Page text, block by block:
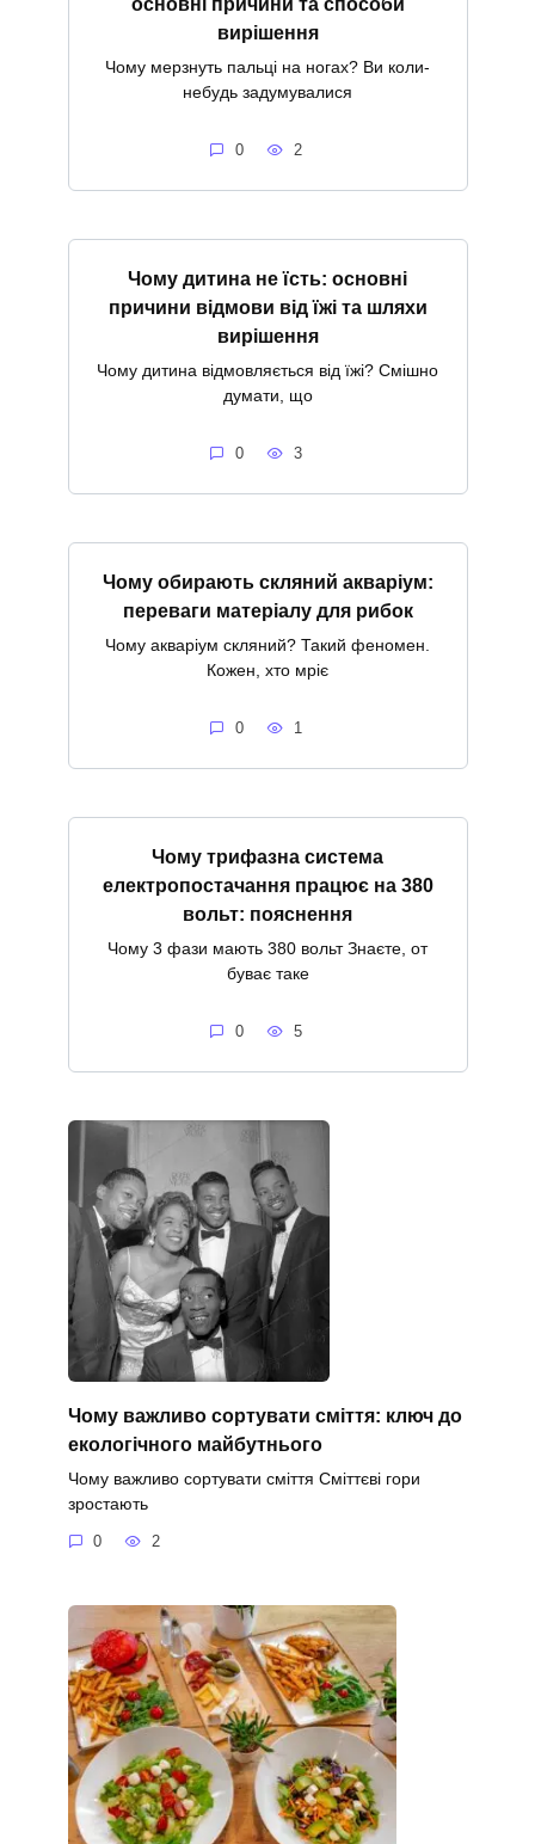
вирішення
Чому мерзнуть пальці на ногах? Ви коли-
небудь задумувалися
0 2
Чому дитина не їсть: основні
причини відмови від їжі та шляхи
вирішення
Чому дитина відмовляється від їжі? Смішно
думати, що
0 3
Чому обирають скляний акваріум:
переваги матеріалу для рибок
Чому акваріум скляний? Такий феномен.
Кожен, хто мріє
0 1
Чому трифазна система
електропостачання працює на 380
вольт: пояснення
Чому 3 фази мають 380 вольт Знаєте, от
буває таке
0 5
Чому важливо сортувати сміття: ключ до
екологічного майбутнього
Чому важливо сортувати сміття Сміттєві гори
зростають
0 2